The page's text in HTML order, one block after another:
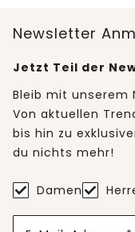
Newsletter
Jetzt Teil der
Bleib mit unserem
Von aktuellen
bis hin zu
du nichts mehr!
Damen